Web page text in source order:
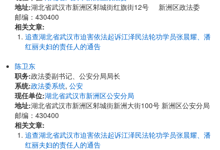
地址:湖北省武汉市新洲区邾城街红旗街12号 新洲区政法委
邮编：430400
相关文章:
追查湖北省武汉市迫害依法起诉江泽民法轮功学员张晨耀、潘
红丽夫妇的责任人的通告
陈卫东
职务:政法委副书记、公安分局局长
系统:政法委系统, 公安
现任单位:湖北省武汉市新洲区公安分局
地址:湖北省武汉市新洲区邾城街新洲大街100号 新洲区公安分局
邮编：430400
相关文章:
追查湖北省武汉市迫害依法起诉江泽民法轮功学员张晨耀、潘
红丽夫妇的责任人的通告